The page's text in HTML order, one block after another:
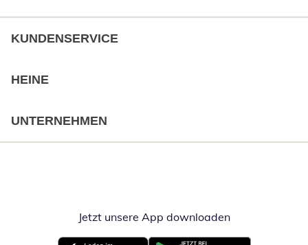
KUNDENSERVICE
HEINE
UNTERNEHMEN
Jetzt unsere App downloadenÖffnet in